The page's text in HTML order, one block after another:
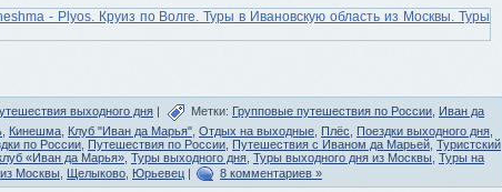
выходного дня | Метки: Групповые путешествия по России Иван да
Кинешма Клуб "Иван да Марья" Отдых на выходные Плёс Поездки выходного дня
по России Путешествия по России Путешествия с Иваном да Марьей Туристский
«Иван да Марья» Туры выходного дня Туры выходного дня из Москвы Туры на
Москвы Щелыково Юрьевец | 8 комментариев »